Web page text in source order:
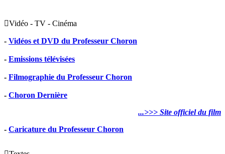
Vidéo - TV - Cinéma
- Vidéos et DVD du Professeur Choron
- Emissions télévisées
- Filmographie du Professeur Choron
- Choron Dernière
...>>> Site officiel du film
- Caricature du Professeur Choron